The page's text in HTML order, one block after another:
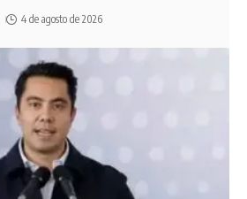
4 de agosto de 2026